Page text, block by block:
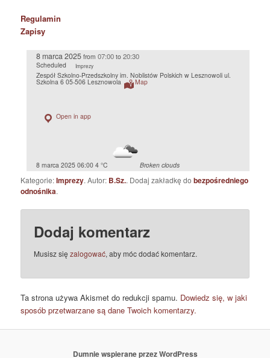
Regulamin
Zapisy
8 marca 2025 from 07:00 to 20:30
Scheduled Imprezy
Zespół Szkolno-Przedszkolny im. Noblistów Polskich w Lesznowoli ul.
Szkolna 6 05-506 Lesznowola Map
Open in app
8 marca 2025 06:00 4 °C Broken clouds
Kategorie:Imprezy. Autor: B.Sz.. Dodaj zakładkę dobezpośredniego
odnośnika.
Dodaj komentarz
Musisz sięzalogować, aby móc dodać komentarz.
Ta strona używa Akismet do redukcji spamu. Dowiedz się, w jaki
sposób przetwarzane są dane Twoich komentarzy.
Dumnie wspierane przez WordPress